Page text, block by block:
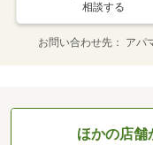
相談する
お問い合わせ先 アパ
ほかの店舗